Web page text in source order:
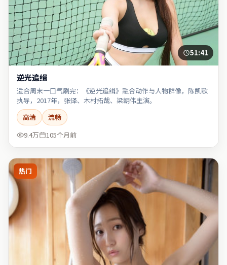
51:41
逆光追缉
适合周末一口气刷完：《逆光追缉》融合动作与人物群像，陈凯歌
执导，2017年，张译、木村拓哉、梁朝伟主演。
高清
流畅
9.4万
105个月前
热门